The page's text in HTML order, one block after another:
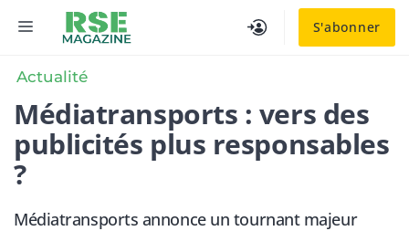
S'abonner
MENU
Actualité
Médiatransports : vers des
publicités plus responsables
?
Médiatransports annonce un tournant majeur